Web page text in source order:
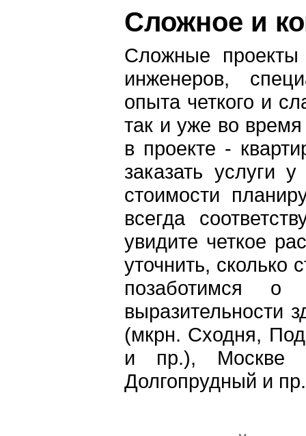
Сложное и
Сложные проекты
инженеров,
опыта четкого и
так и уже во
в проекте -
заказать услуги
стоимости
всегда
увидите четкое
уточнить, сколько
позаботимся о
выразительности
(мкрн. Сходня,
и пр.), Москве и
Долгопрудный и